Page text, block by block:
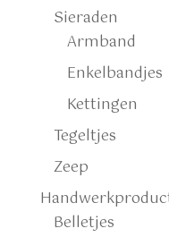
Sieraden
Armband
Enkelbandjes
Kettingen
Tegeltjes
Zeep
Belletjes